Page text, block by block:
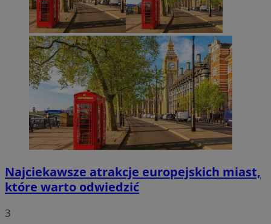
Najciekawsze atrakcje europejskich miast,
które warto odwiedzić
3